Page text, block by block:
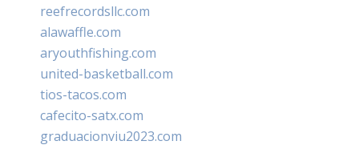
reefrecordsllc.com
alawaffle.com
aryouthfishing.com
united-basketball.com
tios-tacos.com
cafecito-satx.com
graduacionviu2023.com